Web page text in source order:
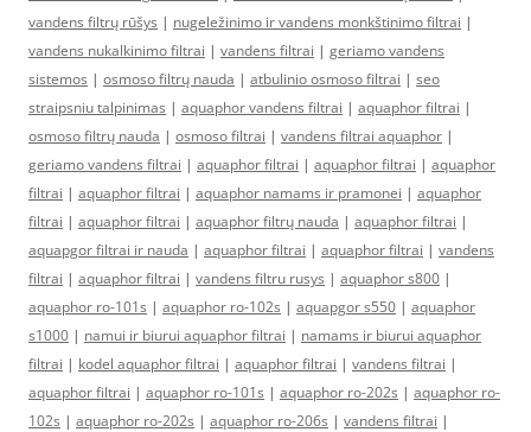
vandens filtrų rūšys | nugeležinimo ir vandens monkštinimo filtrai |
vandens nukalkinimo filtrai | vandens filtrai | geriamo vandens
sistemos | osmoso filtrų nauda | atbulinio osmoso filtrai | seo
straipsniu talpinimas | aquaphor vandens filtrai | aquaphor filtrai |
osmoso filtrų nauda | osmoso filtrai | vandens filtrai aquaphor |
geriamo vandens filtrai | aquaphor filtrai | aquaphor filtrai | aquaphor
filtrai | aquaphor filtrai | aquaphor namams ir pramonei | aquaphor
filtrai | aquaphor filtrai | aquaphor filtrų nauda | aquaphor filtrai |
aquapgor filtrai ir nauda | aquaphor filtrai | aquaphor filtrai | vandens
filtrai | aquaphor filtrai | vandens filtru rusys | aquaphor s800 |
aquaphor ro-101s | aquaphor ro-102s | aquapgor s550 | aquaphor
s1000 | namui ir biurui aquaphor filtrai | namams ir biurui aquaphor
filtrai | kodel aquaphor filtrai | aquaphor filtrai | vandens filtrai |
aquaphor filtrai | aquaphor ro-101s | aquaphor ro-202s | aquaphor ro-
102s | aquaphor ro-202s | aquaphor ro-206s | vandens filtrai |